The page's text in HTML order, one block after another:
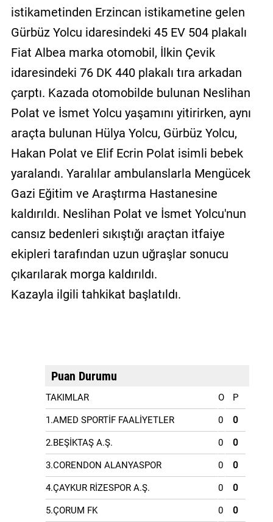
istikametinden Erzincan istikametine gelen
Gürbüz Yolcu idaresindeki 45 EV 504 plakalı
Fiat Albea marka otomobil, İlkin Çevik
idaresindeki 76 DK 440 plakalı tıra arkadan
çarptı. Kazada otomobilde bulunan Neslihan
Polat ve İsmet Yolcu yaşamını yitirirken, aynı
araçta bulunan Hülya Yolcu, Gürbüz Yolcu,
Hakan Polat ve Elif Ecrin Polat isimli bebek
yaralandı. Yaralılar ambulanslarla Mengücek
Gazi Eğitim ve Araştırma Hastanesine
kaldırıldı. Neslihan Polat ve İsmet Yolcu'nun
cansız bedenleri sıkıştığı araçtan itfaiye
ekipleri tarafından uzun uğraşlar sonucu
çıkarılarak morga kaldırıldı.
Kazayla ilgili tahkikat başlatıldı.
Puan Durumu
TAKIMLAR O P
1.AMED SPORTİF FAALİYETLER 0 0
2.BEŞİKTAŞ A.Ş. 0 0
3.CORENDON ALANYASPOR 0 0
4.ÇAYKUR RİZESPOR A.Ş. 0 0
5.ÇORUM FK 0 0